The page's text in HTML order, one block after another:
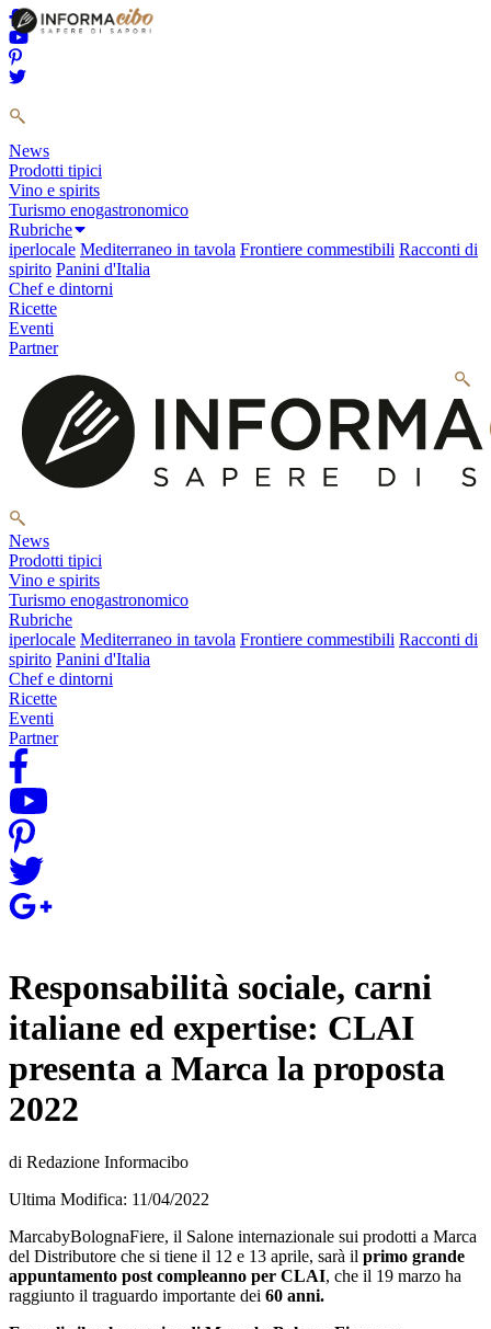
News
Prodotti tipici
Vino e spirits
Turismo enogastronomico
Rubriche
iperlocale Mediterraneo in tavola Frontiere commestibili Racconti di
spirito Panini d'Italia
Chef e dintorni
Ricette
Eventi
Partner
News
Prodotti tipici
Vino e spirits
Turismo enogastronomico
Rubriche
iperlocale Mediterraneo in tavola Frontiere commestibili Racconti di
spirito Panini d'Italia
Chef e dintorni
Ricette
Eventi
Partner
Responsabilità sociale, carni
italiane ed expertise: CLAI
presenta a Marca la proposta
2022
di Redazione Informacibo
Ultima Modifica: 11/04/2022
MarcabyBolognaFiere, il Salone internazionale sui prodotti a Marca
del Distributore che si tiene il 12 e 13 aprile, sarà il primo grande
appuntamento post compleanno per CLAI, che il 19 marzo ha
raggiunto il traguardo importante dei 60 anni.